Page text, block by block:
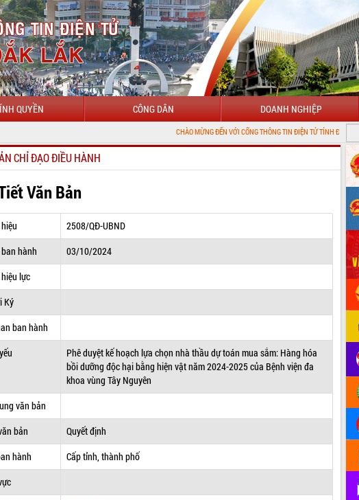
QUYỀN CÔNG DÂN DOANH NGHIỆP
CHÀO MỪNG ĐẾN VỚI CỔNG THÔNG TIN ĐIỆN TỬ TỈNH ĐẮK LẮK
CHỈ ĐẠO ĐIỀU HÀNH
Văn Bản
2508/QĐ-UBND
hành
03/10/2024
lực
Ký
ban hành
Phê duyệt kế hoạch lựa chọn nhà thầu dự toán mua sắm: Hàng hóa
bồi dưỡng độc hại bằng hiện vật năm 2024-2025 của Bệnh viện đa
khoa vùng Tây Nguyên
văn bản
bản
Quyết định
hành
Cấp tỉnh, thành phố